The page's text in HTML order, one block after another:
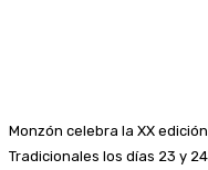
Monzón celebra la XX
Tradicionales los días 23 y